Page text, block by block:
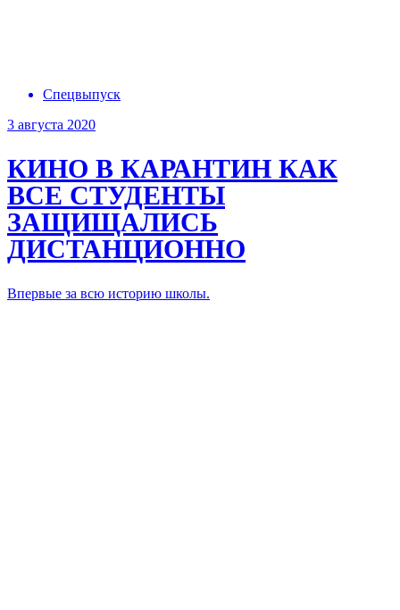
Спецвыпуск
3 августа 2020
КИНО В КАРАНТИН КАК
ВСЕ СТУДЕНТЫ
ЗАЩИЩАЛИСЬ
ДИСТАНЦИОННО
Впервые за всю историю школы.